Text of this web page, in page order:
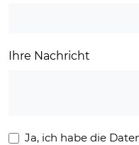
Ihre Nachricht
Ja, ich habe die